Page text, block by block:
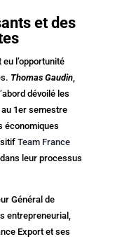
et des
l’opportunité
Thomas Gaudin,
dévoilé les
1er semestre
économiques
Team France
leur processus
Général de
entrepreneurial,
Export et ses